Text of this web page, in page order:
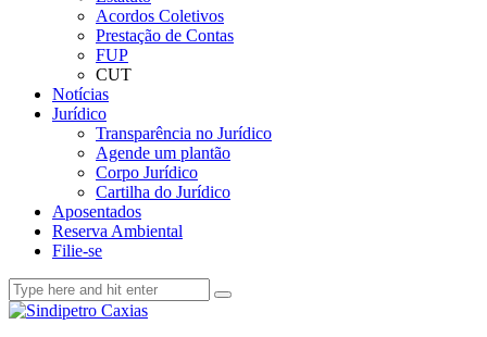
Acordos Coletivos
Prestação de Contas
FUP
CUT
Notícias
Jurídico
Transparência no Jurídico
Agende um plantão
Corpo Jurídico
Cartilha do Jurídico
Aposentados
Reserva Ambiental
Filie-se